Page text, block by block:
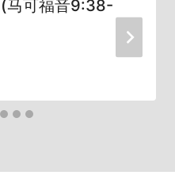
马可福音9:38-